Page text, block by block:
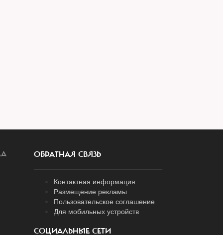
ОБРАТНАЯ СВЯЗЬ
Контактная информация
Размещение рекламы
Пользовательское соглашение
Для мобильных устройств
СОЦИАЛЬНЫЕ СЕТИ